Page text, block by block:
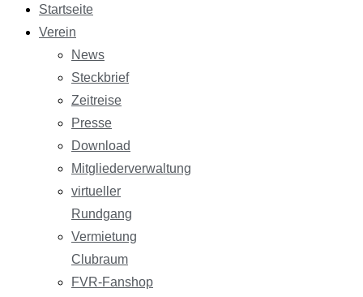
Startseite
Verein
News
Steckbrief
Zeitreise
Presse
Download
Mitgliederverwaltung
virtueller
Rundgang
Vermietung
Clubraum
FVR-Fanshop